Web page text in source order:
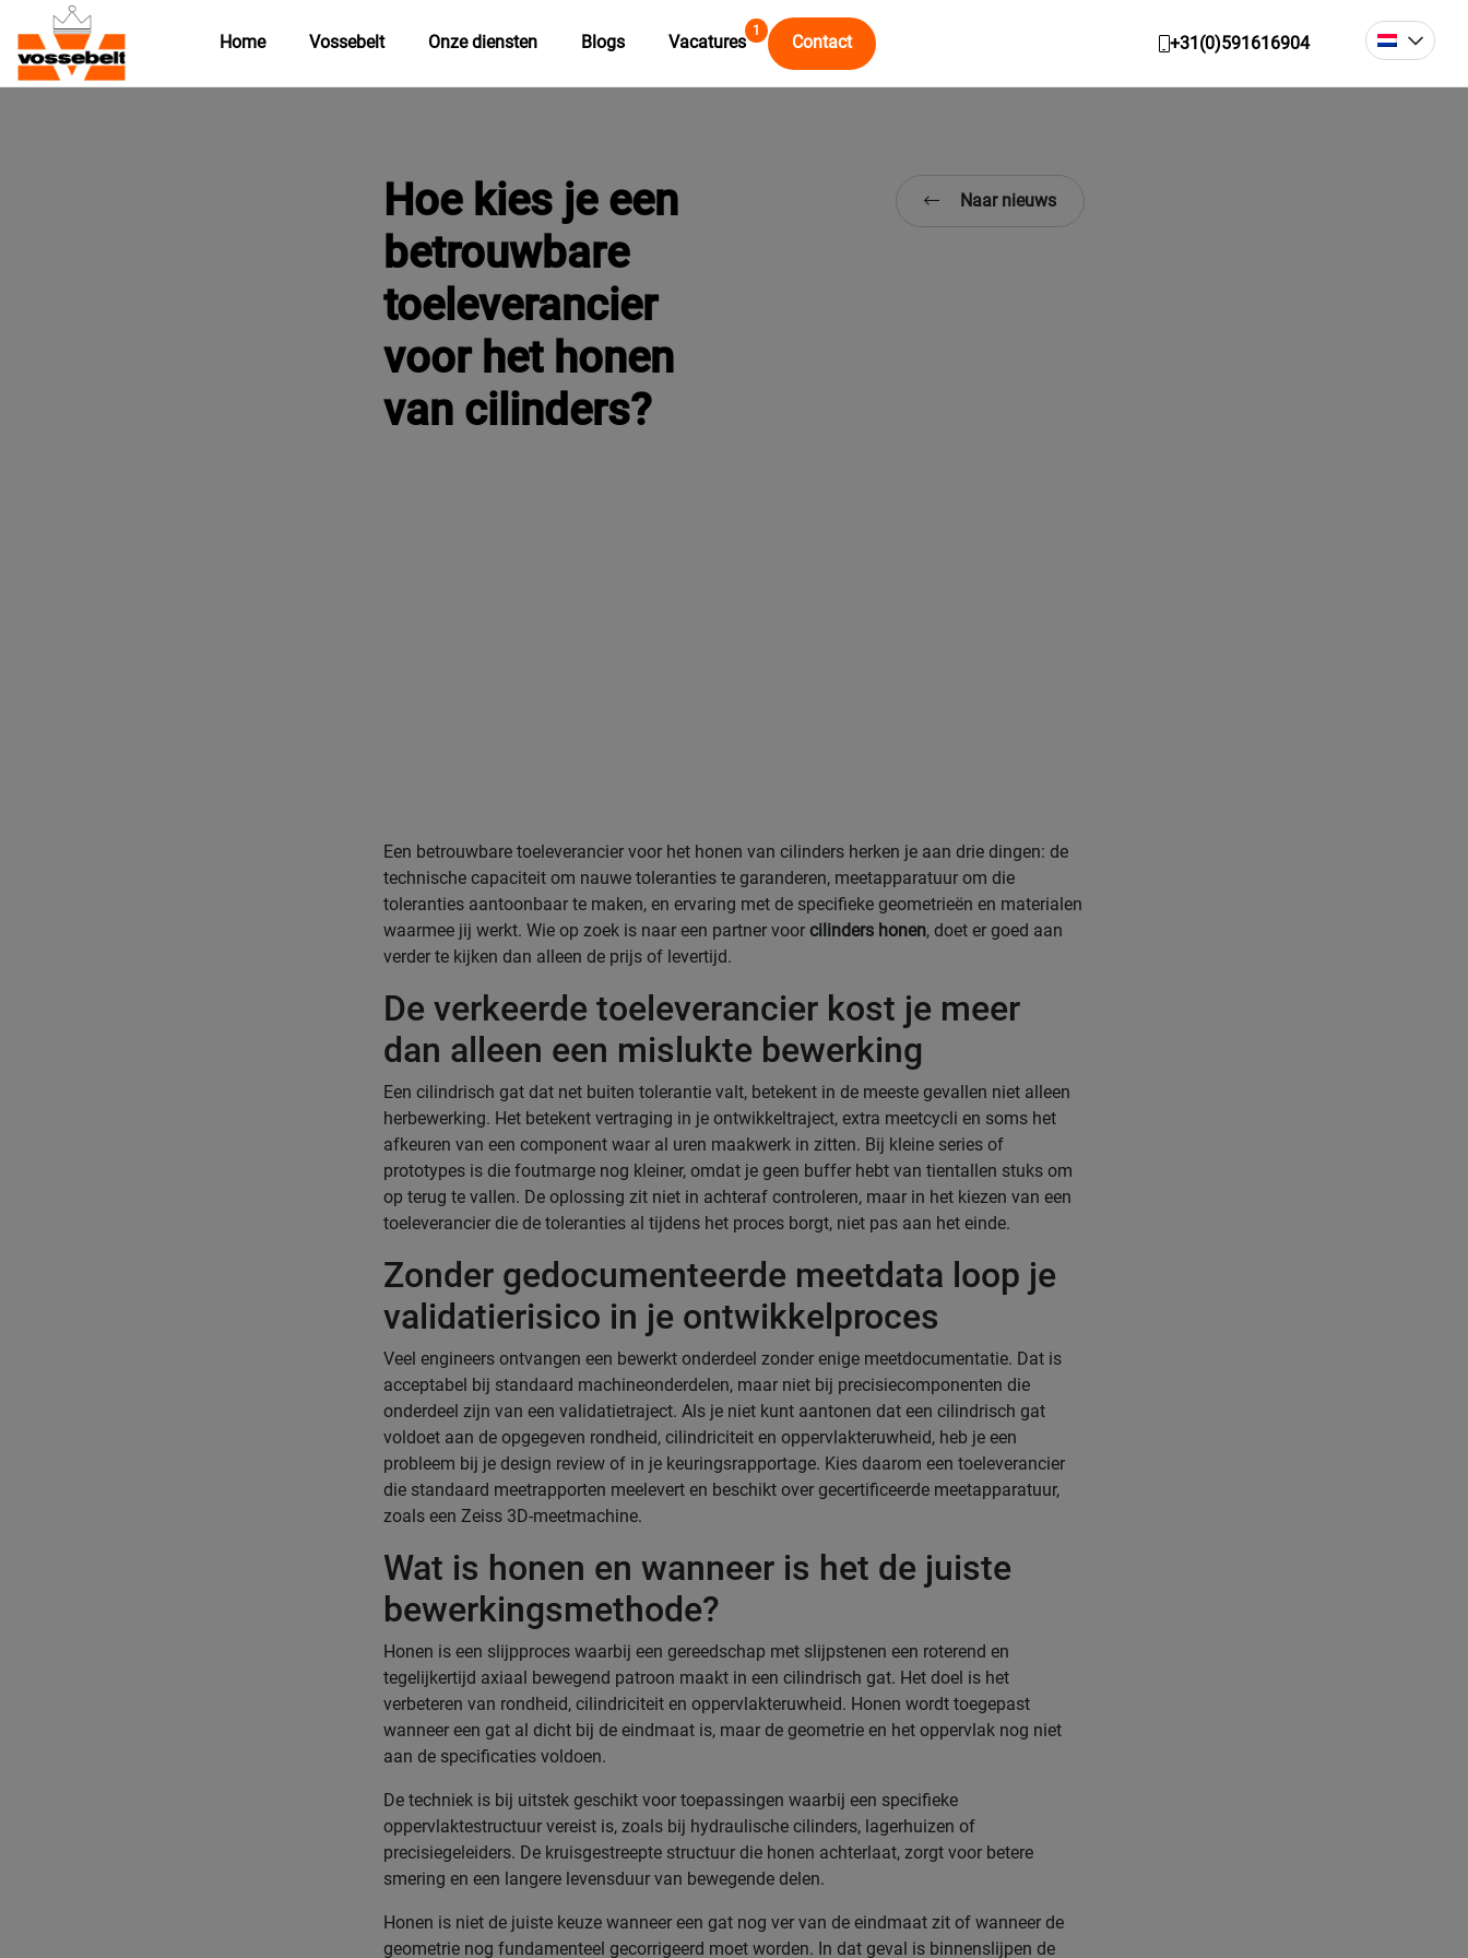
Home Vossebelt Onze diensten Blogs Vacatures Contact
1
+31(0)591616904
Hoe kies je een
betrouwbare
toeleverancier
voor het honen
van cilinders?
Naar nieuws
Een betrouwbare toeleverancier voor het honen van cilinders herken je aan drie dingen: de
technische capaciteit om nauwe toleranties te garanderen, meetapparatuur om die
toleranties aantoonbaar te maken, en ervaring met de specifieke geometrieën en materialen
waarmee jij werkt. Wie op zoek is naar een partner voor cilinders honen, doet er goed aan
verder te kijken dan alleen de prijs of levertijd.
De verkeerde toeleverancier kost je meer
dan alleen een mislukte bewerking
Een cilindrisch gat dat net buiten tolerantie valt, betekent in de meeste gevallen niet alleen
herbewerking. Het betekent vertraging in je ontwikkeltraject, extra meetcycli en soms het
afkeuren van een component waar al uren maakwerk in zitten. Bij kleine series of
prototypes is die foutmarge nog kleiner, omdat je geen buffer hebt van tientallen stuks om
op terug te vallen. De oplossing zit niet in achteraf controleren, maar in het kiezen van een
toeleverancier die de toleranties al tijdens het proces borgt, niet pas aan het einde.
Zonder gedocumenteerde meetdata loop je
validatierisico in je ontwikkelproces
Veel engineers ontvangen een bewerkt onderdeel zonder enige meetdocumentatie. Dat is
acceptabel bij standaard machineonderdelen, maar niet bij precisiecomponenten die
onderdeel zijn van een validatietraject. Als je niet kunt aantonen dat een cilindrisch gat
voldoet aan de opgegeven rondheid, cilindriciteit en oppervlakteruwheid, heb je een
probleem bij je design review of in je keuringsrapportage. Kies daarom een toeleverancier
die standaard meetrapporten meelevert en beschikt over gecertificeerde meetapparatuur,
zoals een Zeiss 3D-meetmachine.
Wat is honen en wanneer is het de juiste
bewerkingsmethode?
Honen is een slijpproces waarbij een gereedschap met slijpstenen een roterend en
tegelijkertijd axiaal bewegend patroon maakt in een cilindrisch gat. Het doel is het
verbeteren van rondheid, cilindriciteit en oppervlakteruwheid. Honen wordt toegepast
wanneer een gat al dicht bij de eindmaat is, maar de geometrie en het oppervlak nog niet
aan de specificaties voldoen.
De techniek is bij uitstek geschikt voor toepassingen waarbij een specifieke
oppervlaktestructuur vereist is, zoals bij hydraulische cilinders, lagerhuizen of
precisiegeleiders. De kruisgestreepte structuur die honen achterlaat, zorgt voor betere
smering en een langere levensduur van bewegende delen.
Honen is niet de juiste keuze wanneer een gat nog ver van de eindmaat zit of wanneer de
geometrie nog fundamenteel gecorrigeerd moet worden. In dat geval is binnenslijpen de